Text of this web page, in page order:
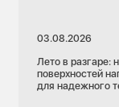
03.08.2026
Лето в разгаре:
поверхностей
для надежного